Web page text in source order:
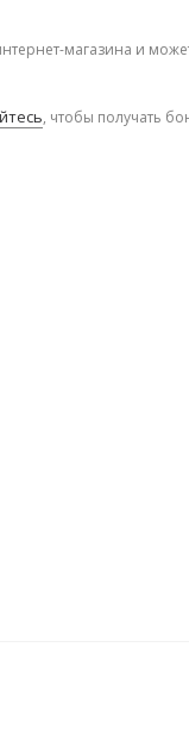
магазина и
, чтобы получать